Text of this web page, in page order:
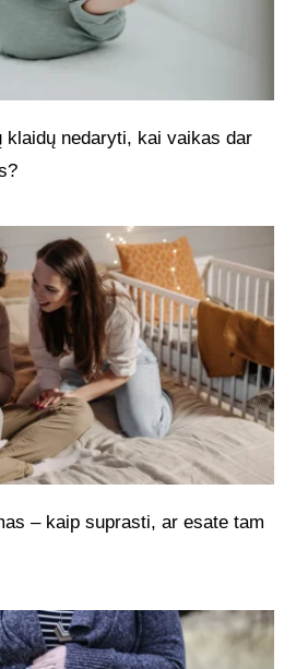
klaidų nedaryti, kai vaikas dar
– kaip suprasti, ar esate tam